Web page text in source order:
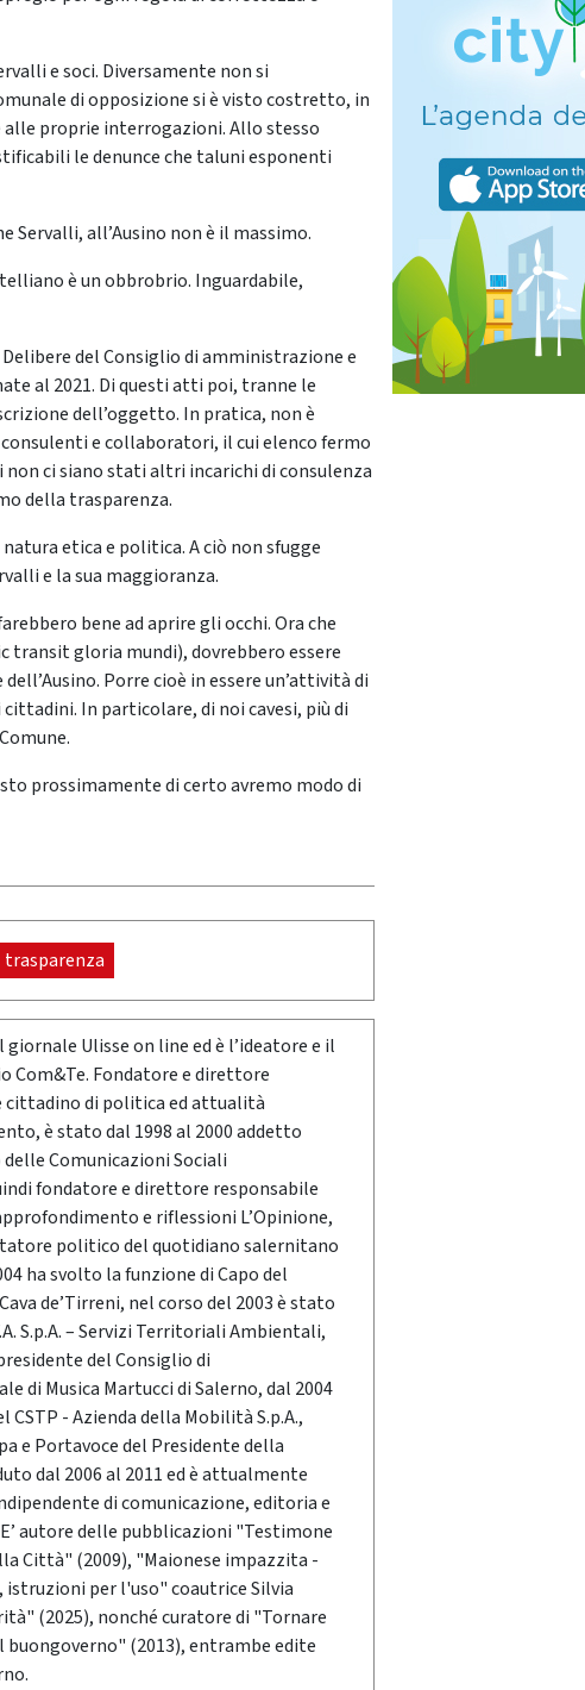
e soci. Diversamente non si
di opposizione si è visto costretto, in
proprie interrogazioni. Allo stesso
le denunce che taluni esponenti
all’Ausino non è il massimo.
è un obbrobrio. Inguardabile,
del Consiglio di amministrazione e
al 2021. Di questi atti poi, tranne le
dell’oggetto. In pratica, non è
e collaboratori, il cui elenco fermo
non ci siano stati altri incarichi di consulenza
della trasparenza.
etica e politica. A ciò non sfugge
e la sua maggioranza.
bene ad aprire gli occhi. Ora che
transit gloria mundi), dovrebbero essere
Porre cioè in essere un’attività di
In particolare, di noi cavesi, più di
prossimamente di certo avremo modo di
trasparenza
Ulisse on line ed è l’ideatore e il
Com&Te. Fondatore e direttore
cittadino di politica ed attualità
è stato dal 1998 al 2000 addetto
Comunicazioni Sociali
fondatore e direttore responsabile
e riflessioni L’Opinione,
politico del quotidiano salernitano
ha svolto la funzione di Capo del
de’Tirreni, nel corso del 2003 è stato
S.p.A. – Servizi Territoriali Ambientali,
del Consiglio di
di Musica Martucci di Salerno, dal 2004
- Azienda della Mobilità S.p.A.,
e Portavoce del Presidente della
dal 2006 al 2011 ed è attualmente
di comunicazione, editoria e
autore delle pubblicazioni "Testimone
Città" (2009), "Maionese impazzita -
per l'uso" coautrice Silvia
(2025), nonché curatore di "Tornare
buongoverno" (2013), entrambe edite